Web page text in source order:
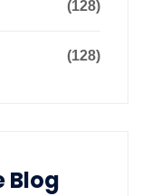
(128)
(128)
Blog